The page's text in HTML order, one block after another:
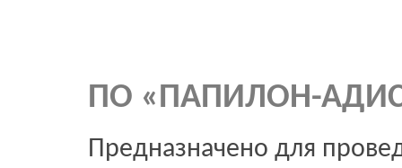
ПО «ПАПИЛОН-
Предназначено для